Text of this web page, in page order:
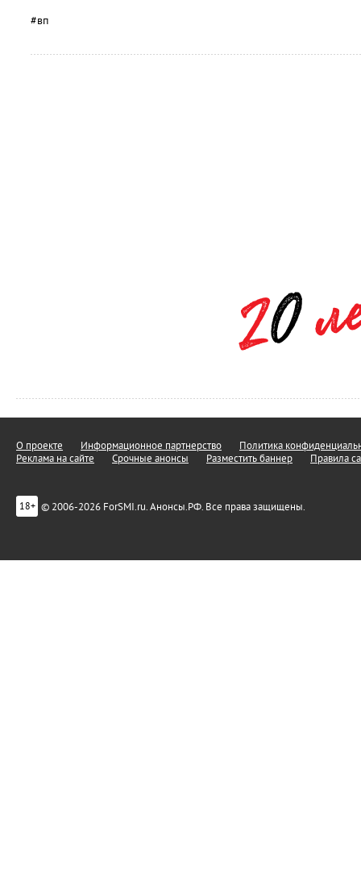
#вп
О проекте Информационное партнерство
Политика
Реклама на сайте
Срочные анонсы Разместить баннер Правила
18+ © 2006-2026 ForSMI.ru. Анонсы.РФ. Все права защищены.